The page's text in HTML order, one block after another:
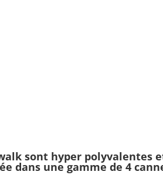
sont hyper polyvalentes
dans une gamme de 4